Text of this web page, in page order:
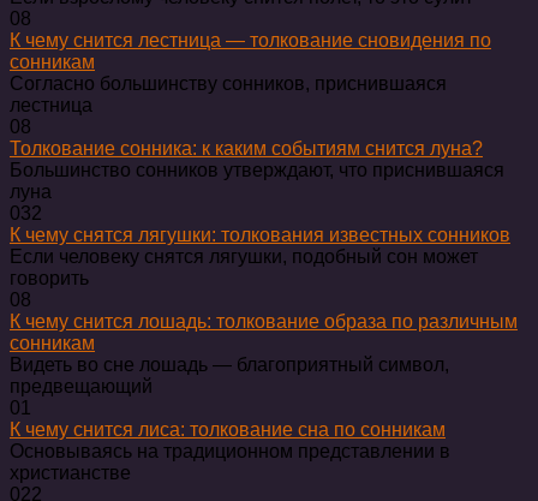
08
К чему снится лестница — толкование сновидения по
сонникам
Согласно большинству сонников, приснившаяся
лестница
08
Толкование сонника: к каким событиям снится луна?
Большинство сонников утверждают, что приснившаяся
луна
032
К чему снятся лягушки: толкования известных сонников
Если человеку снятся лягушки, подобный сон может
говорить
08
К чему снится лошадь: толкование образа по различным
сонникам
Видеть во сне лошадь — благоприятный символ,
предвещающий
01
К чему снится лиса: толкование сна по сонникам
Основываясь на традиционном представлении в
христианстве
022